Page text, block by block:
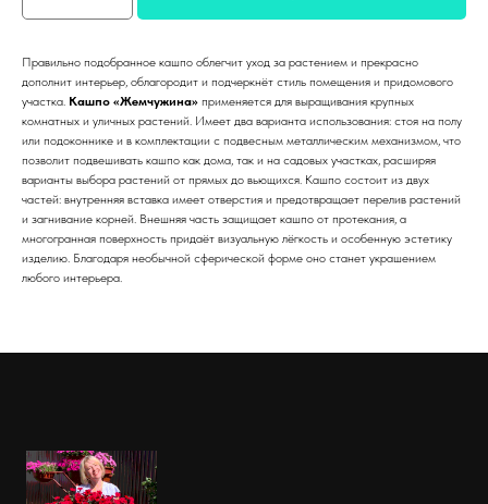
Правильно подобранное кашпо облегчит уход за растением и прекрасно
дополнит интерьер, облагородит и подчеркнёт стиль помещения и придомового
участка. Кашпо «Жемчужина» применяется для выращивания крупных
комнатных и уличных растений. Имеет два варианта использования: стоя на полу
или подоконнике и в комплектации с подвесным металлическим механизмом, что
позволит подвешивать кашпо как дома, так и на садовых участках, расширяя
варианты выбора растений от прямых до вьющихся. Кашпо состоит из двух
частей: внутренняя вставка имеет отверстия и предотвращает перелив растений
и загнивание корней. Внешняя часть защищает кашпо от протекания, а
многогранная поверхность придаёт визуальную лёгкость и особенную эстетику
изделию. Благодаря необычной сферической форме оно станет украшением
любого интерьера.